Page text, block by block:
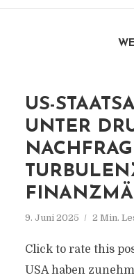
US-
UNTER
9. Juni 2025 2 Min.
Click to rate this
USA haben